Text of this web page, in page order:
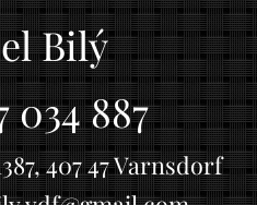
Bilý
034 887
407 47 Varnsdorf